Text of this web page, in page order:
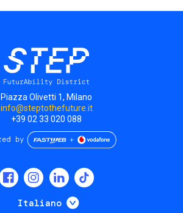
Piazza Olivetti 1, Milano
info@steptothefuture.it
+39 02 33 020 088
Italiano Mostra ulteriori